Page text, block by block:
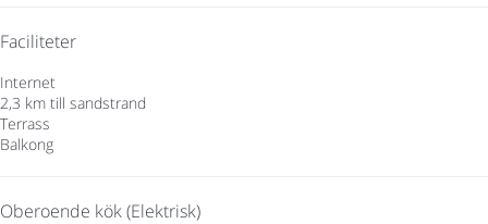
Faciliteter
Internet
2,3 km till sandstrand
Terrass
Balkong
Oberoende kök (Elektrisk)